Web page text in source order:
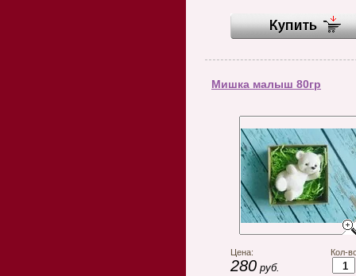
Мишка малыш 80гр
Цена:
280 руб.
Кол-